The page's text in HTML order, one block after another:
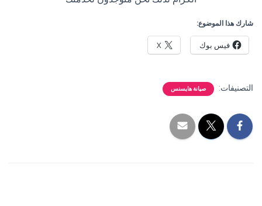
شارك هذا الموضوع:
فيس بوك X
التصنيفات: صيانة هايسنس